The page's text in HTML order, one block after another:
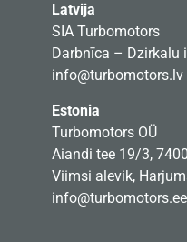
Latvija
SIA Turbomotors
Darbnīca – Dzirkalu
info@turbomotors.lv
Estonia
Turbomotors OÜ
Aiandi tee 19/3,
Viimsi alevik,
info@turbomotors.ee